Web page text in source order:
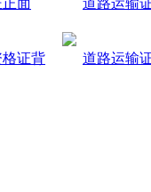
证背
道路运输